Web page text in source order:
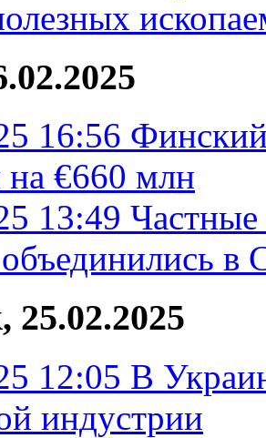
16:56
€660 млн
13:49
в
25.02.2025
12:05 В
индустрии